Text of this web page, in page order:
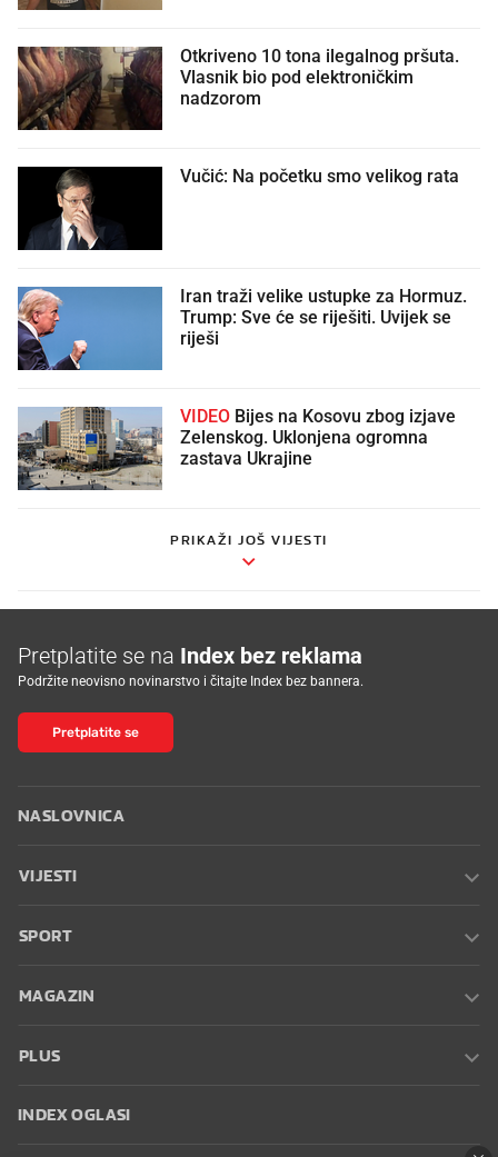
Otkriveno 10 tona ilegalnog pršuta.
Vlasnik bio pod elektroničkim
nadzorom
Vučić: Na početku smo velikog rata
Iran traži velike ustupke za Hormuz.
Trump: Sve će se riješiti. Uvijek se
riješi
VIDEO
Zelenskog. Uklonjena ogromna
zastava Ukrajine
PRIKAŽI JOŠ VIJESTI
Pretplatite se na Index bez reklama
Podržite neovisno novinarstvo i čitajte Index bez bannera.
Pretplatite se
NASLOVNICA
VIJESTI
SPORT
MAGAZIN
PLUS
INDEX OGLASI